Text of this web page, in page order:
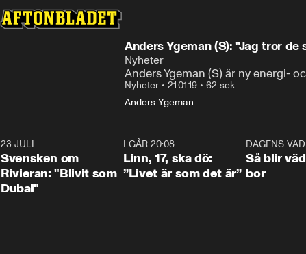
Anders Ygeman (S): "Jag tror
Nyheter
Anders Ygeman (S) är ny energi-
Nyheter • 21.01.19 • 62 sek
Anders Ygeman
23 JULI
Svensken om
Rivieran: "Blivit som
Dubai"
I GÅR 20:08
Linn, 17, ska dö:
”Livet är som det är”
DAGENS
Så blir
bor